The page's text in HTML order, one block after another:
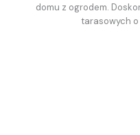
domu z ogrodem.
tarasowych